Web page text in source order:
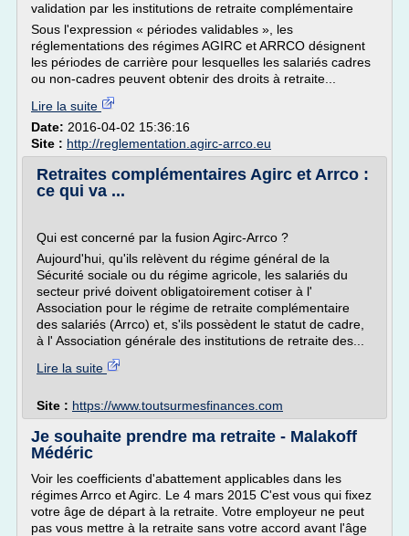
validation par les institutions de retraite complémentaire
Sous l'expression « périodes validables », les
réglementations des régimes AGIRC et ARRCO désignent
les périodes de carrière pour lesquelles les salariés cadres
ou non-cadres peuvent obtenir des droits à retraite...
Lire la suite
Date: 2016-04-02 15:36:16
Site : http://reglementation.agirc-arrco.eu
Retraites complémentaires Agirc et Arrco :
ce qui va ...
Qui est concerné par la fusion Agirc-Arrco ?
Aujourd'hui, qu'ils relèvent du régime général de la
Sécurité sociale ou du régime agricole, les salariés du
secteur privé doivent obligatoirement cotiser à l'
Association pour le régime de retraite complémentaire
des salariés (Arrco) et, s'ils possèdent le statut de cadre,
à l' Association générale des institutions de retraite des...
Lire la suite
Site : https://www.toutsurmesfinances.com
Je souhaite prendre ma retraite - Malakoff
Médéric
Voir les coefficients d'abattement applicables dans les
régimes Arrco et Agirc. Le 4 mars 2015 C'est vous qui fixez
votre âge de départ à la retraite. Votre employeur ne peut
pas vous mettre à la retraite sans votre accord avant l'âge